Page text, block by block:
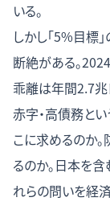
いる。
しかし「5%目標
断絶がある。
乖離は年間2.7兆
赤字・高債務と
こに求めるのか
るのか。日本を
れらの問いを経